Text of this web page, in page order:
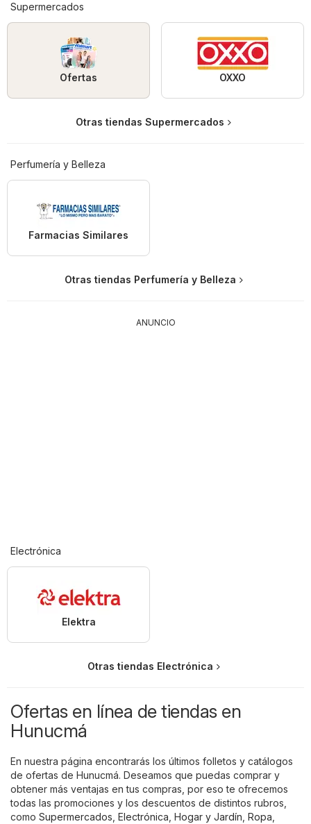
Supermercados
Ofertas OXXO
Otras tiendas Supermercados
Perfumería y Belleza
Farmacias Similares
Otras tiendas Perfumería y Belleza
ANUNCIO
Electrónica
Elektra
Otras tiendas Electrónica
Ofertas en línea de tiendas en
Hunucmá
En nuestra página encontrarás los últimos folletos y catálogos
de ofertas de Hunucmá. Deseamos que puedas comprar y
obtener más ventajas en tus compras, por eso te ofrecemos
todas las promociones y los descuentos de distintos rubros,
como Supermercados Electrónica Hogar y Jardín Ropa,